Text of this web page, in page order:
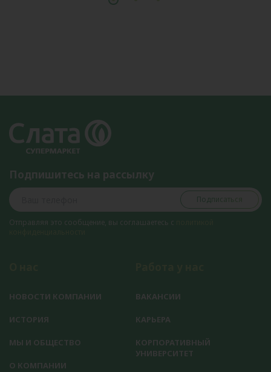
Подпишитесь на рассылку
Подписаться
Отправляя это сообщение, вы соглашаетесь с
НОВОСТИ КОМПАНИИ
ИСТОРИЯ
МЫ И ОБЩЕСТВО
О КОМПАНИИ
ВАКАНСИИ
КАРЬЕРА
КОРПОРАТИВНЫЙ
УНИВЕРСИТЕТ